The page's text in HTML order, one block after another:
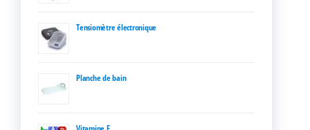
Tensiomètre électronique
Planche de bain